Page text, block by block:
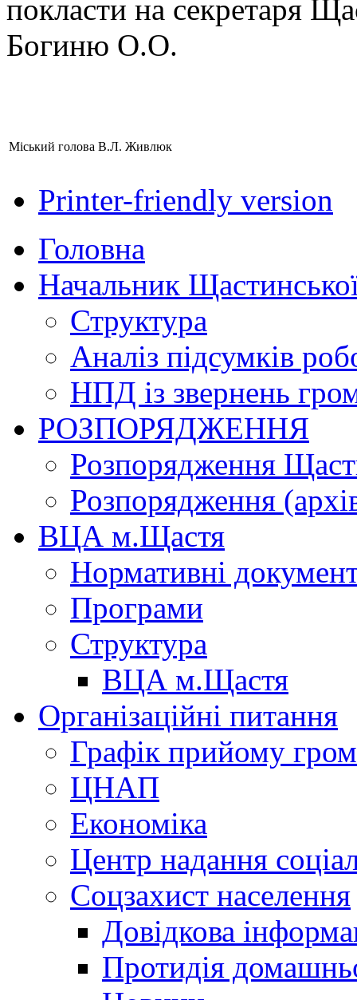
покласти на секретаря
Богиню О.О.
Міський голова В.Л. Живлюк
Printer-friendly version
Головна
Начальник
Структура
Аналіз підсумків
НПД із звернень
РОЗПОРЯДЖЕННЯ
Розпорядження
Розпорядження
ВЦА м.Щастя
Нормативні
Програми
Структура
ВЦА м.Щастя
Організаційні питання
Графік прийому
ЦНАП
Економіка
Центр надання
Соцзахист населення
Довідкова
Протидія